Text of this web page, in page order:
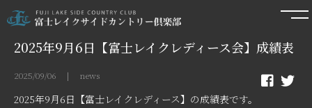
2025年9月6日【富士レイクレディース会】成績表
2025/09/06 | news
2025年9月6日【富士レイクレディース】の成績表です。